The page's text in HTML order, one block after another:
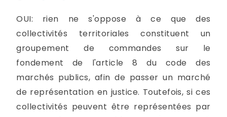
OUI: rien ne s'oppose à ce que des
collectivités territoriales constituent un
groupement de commandes sur le
fondement de l'article 8 du code des
marchés publics, afin de passer un marché
de représentation en justice. Toutefois, si ces
collectivités peuvent être représentées par